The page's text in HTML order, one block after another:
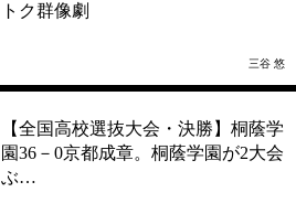
トク群像劇
三谷 悠
【全国高校選抜大会・決勝】桐蔭学
園36－0京都成章。桐蔭学園が2大会
ぶ…